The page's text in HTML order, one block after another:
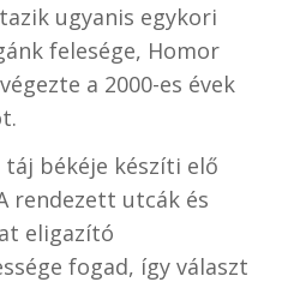
ugyanis egykori
felesége, Homor
a 2000-es évek
békéje készíti elő
rendezett utcák és
eligazító
fogad, így választ